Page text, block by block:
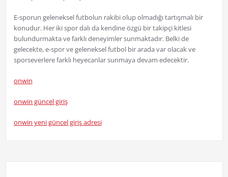
E-sporun geleneksel futbolun rakibi olup olmadığı tartışmalı bir
konudur. Her iki spor dalı da kendine özgü bir takipçi kitlesi
bulundurmakta ve farklı deneyimler sunmaktadır. Belki de
gelecekte, e-spor ve geleneksel futbol bir arada var olacak ve
sporseverlere farklı heyecanlar sunmaya devam edecektir.
onwin
onwin güncel giriş
onwin yeni güncel giriş adresi